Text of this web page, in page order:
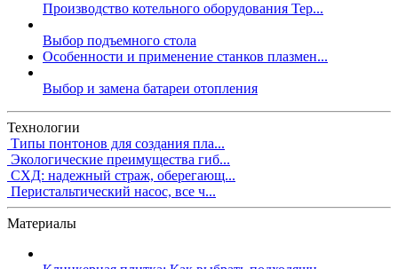
Производство котельного оборудования Тер...
Выбор подъемного стола
Особенности и применение станков плазмен...
Выбор и замена батареи отопления
Технологии
Типы понтонов для создания пла...
Экологические преимущества гиб...
СХД: надежный страж, оберегающ...
Перистальтический насос, все ч...
Материалы